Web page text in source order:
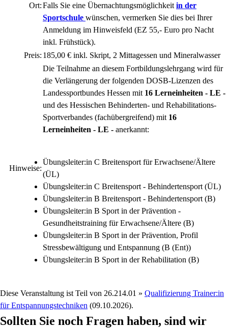
Ort:Falls Sie eine Übernachtungsmöglichkeit in der
Sportschule wünschen, vermerken Sie dies bei Ihrer
Anmeldung im Hinweisfeld (EZ 55,- Euro pro Nacht
inkl. Frühstück).
Preis: 185,00 € inkl. Skript, 2 Mittagessen und Mineralwasser
Hinweise:
Die Teilnahme an diesem Fortbildungslehrgang wird für
die Verlängerung der folgenden DOSB-Lizenzen des
Landessportbundes Hessen mit 16 Lerneinheiten - LE -
und des Hessischen Behinderten- und Rehabilitations-
Sportverbandes (fachübergreifend) mit 16
Lerneinheiten - LE - anerkannt:
Übungsleiter:in C Breitensport für Erwachsene/Ältere
(ÜL)
Übungsleiter:in C Breitensport - Behindertensport (ÜL)
Übungsleiter:in B Breitensport - Behindertensport (B)
Übungsleiter:in B Sport in der Prävention -
Gesundheitstraining für Erwachsene/Ältere (B)
Übungsleiter:in B Sport in der Prävention, Profil
Stressbewältigung und Entspannung (B (Ent))
Übungsleiter:in B Sport in der Rehabilitation (B)
Diese Veranstaltung ist Teil von 26.214.01 » Qualifizierung Trainer:in
für Entspannungstechniken (09.10.2026).
Sollten Sie noch Fragen haben, sind wir